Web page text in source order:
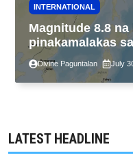
INTERNATIONAL
Magnitude 8.8
pinakamalakas
USGS
Divine Paguntalan July
LATEST HEADLINE